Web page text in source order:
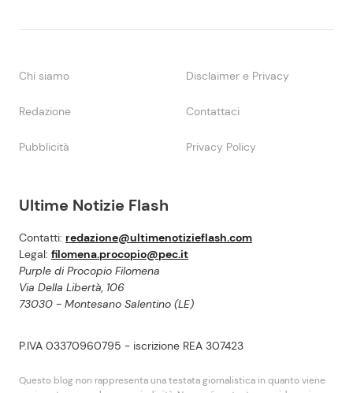
Ultime Notizie Flash
Contatti: redazione@ultimenotizieflash.com
Legal: filomena.procopio@pec.it
Purple di Procopio Filomena
Via Della Libertà, 106
73030 - Montesano Salentino (LE)
P.IVA 03370960795 - iscrizione REA 307423
Questo blog non rappresenta una testata giornalistica in quanto viene
Chi siamo Disclaimer e Privacy
Redazione Contattaci
Pubblicità Privacy Policy